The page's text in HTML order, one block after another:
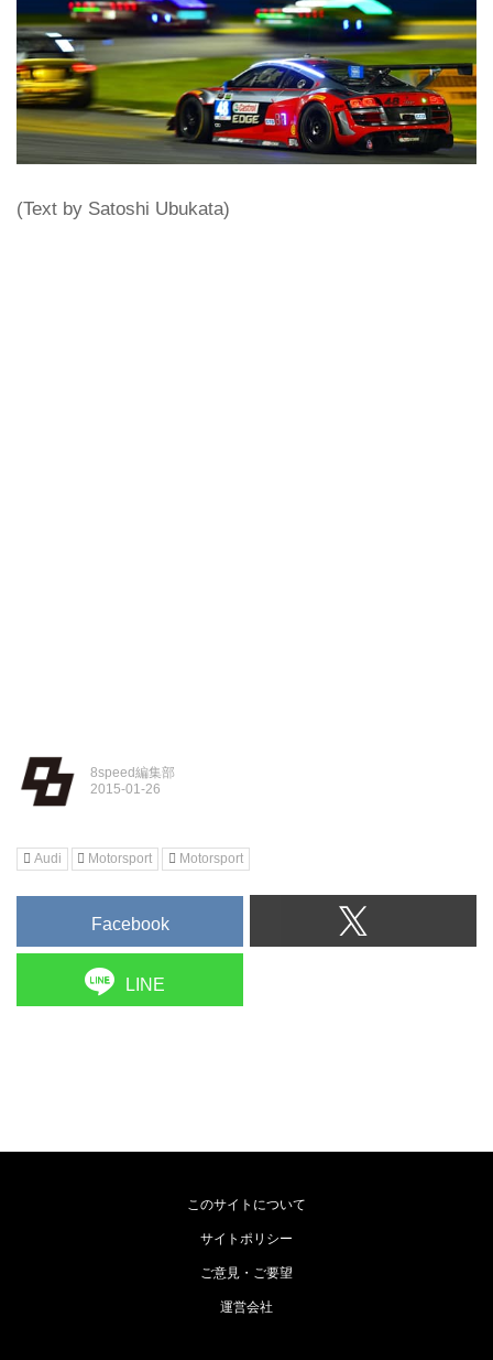
(Text by Satoshi Ubukata)
8speed編集部
Audi Motorsport Motorsport
Facebook
LINE
このサイトについて
サイトポリシー
ご意見・ご要望
運営会社